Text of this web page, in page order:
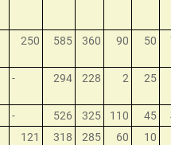
250 585 360 90 50
- 294 228 2 25
- 526 325 110 45
121 318 285 60 10